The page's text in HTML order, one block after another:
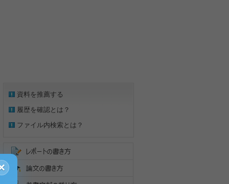
資料を推薦する
履歴を確認とは？
ファイル内検索とは？